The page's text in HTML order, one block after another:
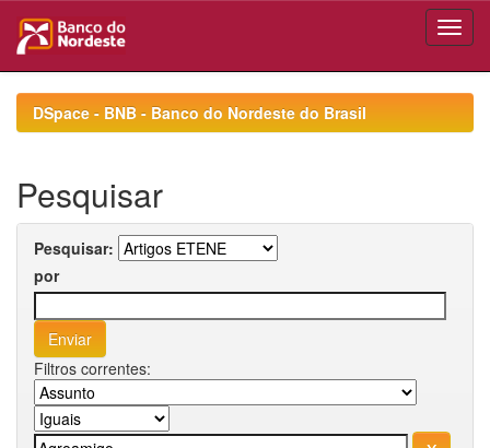
navigationDSpace - BNB - Banco do Nordeste do Brasil
Pesquisar
Pesquisar:
por
Filtros correntes: